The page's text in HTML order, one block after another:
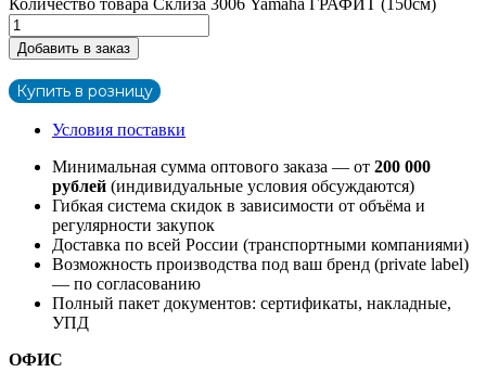
Количество товара Склиза 3006 Yamaha ГРАФИТ (150см)
Добавить в заказ
Купить в розницу
Условия поставки
Минимальная сумма оптового заказа — от 200 000
рублей (индивидуальные условия обсуждаются)
Гибкая система скидок в зависимости от объёма и
регулярности закупок
Доставка по всей России (транспортными компаниями)
Возможность производства под ваш бренд (private label)
— по согласованию
Полный пакет документов: сертификаты, накладные,
УПД
ОФИС